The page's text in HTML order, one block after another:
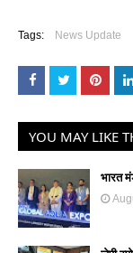
Tags: News Update
YOU MAY LIKE
भारत